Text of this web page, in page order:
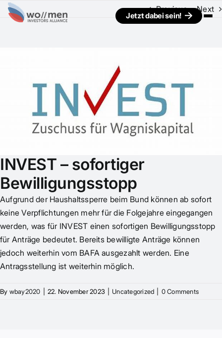
Jetzt dabei sein!
Previous Next
INVEST – sofortiger
Bewilligungsstopp
Aufgrund der Haushaltssperre beim Bund können ab sofort
keine Verpflichtungen mehr für die Folgejahre eingegangen
werden, was für INVEST einen sofortigen Bewilligungsstopp
für Anträge bedeutet. Bereits bewilligte Anträge können
jedoch weiterhin vom BAFA ausgezahlt werden. Eine
Antragsstellung ist weiterhin möglich.
By wbay2020 22. November 2023 Uncategorized 0 Comments